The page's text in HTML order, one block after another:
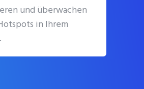
und überwachen
in Ihrem